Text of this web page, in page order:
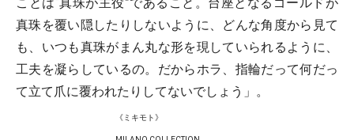
真珠を覆い隠したりしないように、どんな角度から見て
も、いつも真珠がまん丸な形を現していられるように、
工夫を凝らしているの。だからホラ、指輪だって何だっ
て立て爪に覆われたりしてないでしょう」。
《ミキモト》